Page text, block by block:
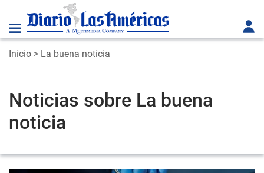
Inicio > La buena noticia
Noticias sobre La buena
noticia